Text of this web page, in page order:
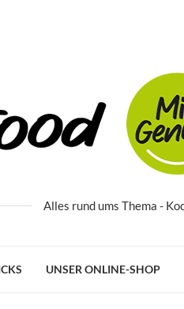
Alles rund ums Thema -
UNSER ONLINE-SHOP